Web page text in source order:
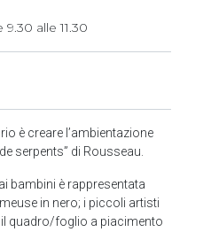
alle 11.30
è creare l’ambientazione
serpents” di Rousseau.
bambini è rappresentata
in nero; i piccoli artisti
quadro/foglio a piacimento